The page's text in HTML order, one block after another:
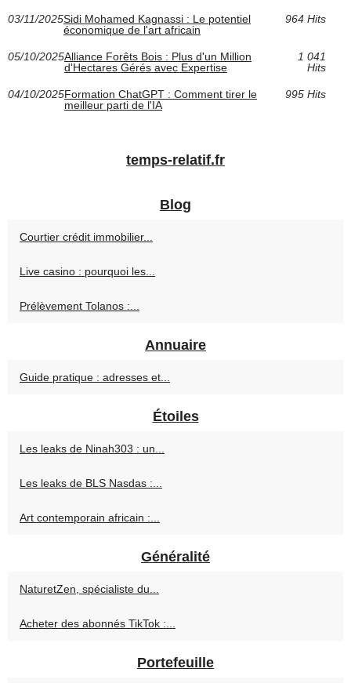
03/11/2025Sidi Mohamed Kagnassi : Le potentiel
économique de l'art africain
964 Hits
05/10/2025Alliance Forêts Bois : Plus d'un Million
d'Hectares Gérés avec Expertise
1 041
Hits
04/10/2025Formation ChatGPT : Comment tirer le
meilleur parti de l'IA
995 Hits
temps-relatif.fr
Blog
Courtier crédit immobilier...
Live casino : pourquoi les...
Prélèvement Tolanos :...
Annuaire
Guide pratique : adresses et...
Étoiles
Les leaks de Ninah303 : un...
Les leaks de BLS Nasdas :...
Art contemporain africain :...
Généralité
NaturetZen, spécialiste du...
Acheter des abonnés TikTok :...
Portefeuille